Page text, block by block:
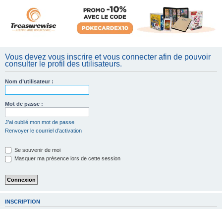
Vous devez vous inscrire et vous connecter afin de pouvoir
consulter le profil des utilisateurs.
Nom d’utilisateur :
Mot de passe :
J’ai oublié mon mot de passe
Renvoyer le courriel d’activation
Se souvenir de moi
Masquer ma présence lors de cette session
INSCRIPTION